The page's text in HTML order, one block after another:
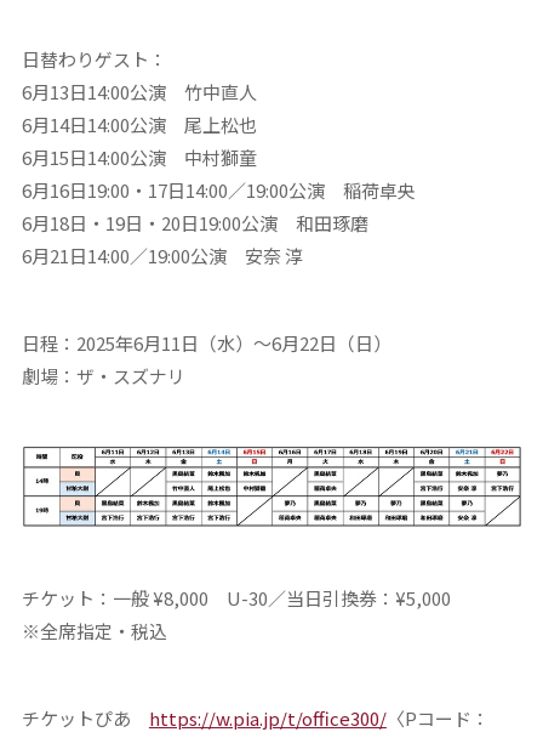
日替わりゲスト：
6月13日14:00公演 竹中直人
6月14日14:00公演 尾上松也
6月15日14:00公演 中村獅童
6月16日19:00・17日14:00／19:00公演 稲荷卓央
6月18日・19日・20日19:00公演 和田琢磨
6月21日14:00／19:00公演 安奈 淳
日程：2025年6月11日（水）〜6月22日（日）
劇場：ザ・スズナリ
チケット：一般 ¥8,000 U-30／当日引換券：¥5,000
※全席指定・税込
チケットぴあ https://w.pia.jp/t/office300/〈Pコード：